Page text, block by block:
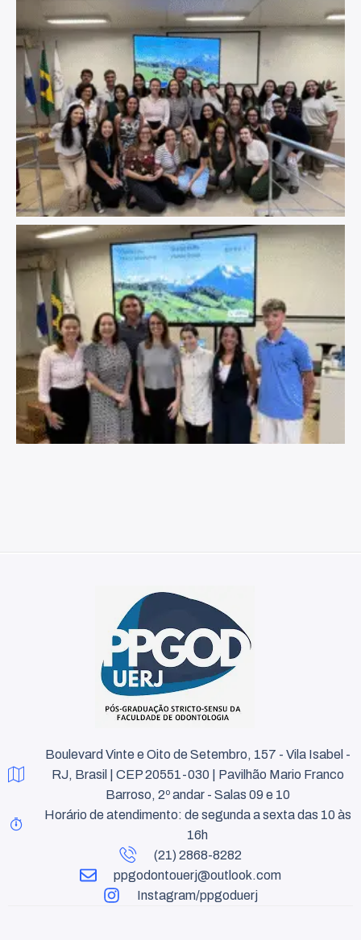
Boulevard Vinte e Oito de Setembro, 157 - Vila Isabel -
RJ, Brasil | CEP 20551-030 | Pavilhão Mario Franco
Barroso, 2º andar - Salas 09 e 10
Horário de atendimento: de segunda a sexta das 10 às
16h
(21) 2868-8282
ppgodontouerj@outlook.com
Instagram/ppgoduerj